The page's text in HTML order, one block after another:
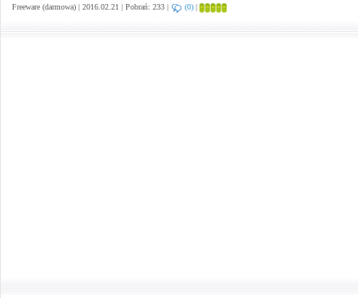
Freeware (darmowa) | 2016.02.21 | Pobrań: 233 | (0) |